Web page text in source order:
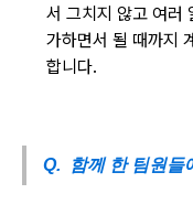
서 그치지 않고 여러
가하면서 될 때까지
합니다.
Q. 함께 한 팀원들